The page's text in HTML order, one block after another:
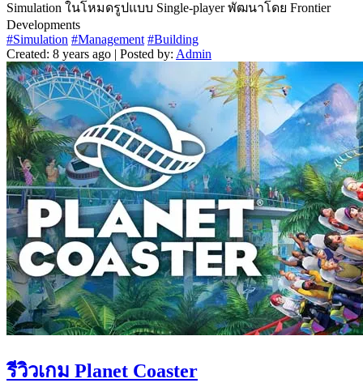
Simulation ในโหมดรูปแบบ Single-player พัฒนาโดย Frontier
Developments
#Simulation #Management #Building
Created: 8 years ago | Posted by: Admin
รีวิวเกม Planet Coaster